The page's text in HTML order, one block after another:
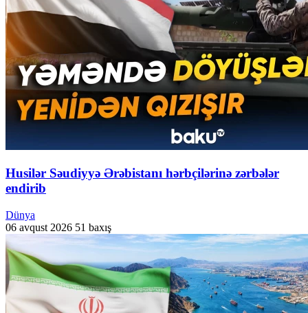
Husilər Səudiyyə Ərəbistanı hərbçilərinə zərbələr
endirib
Dünya
06 avqust 2026 51 baxış